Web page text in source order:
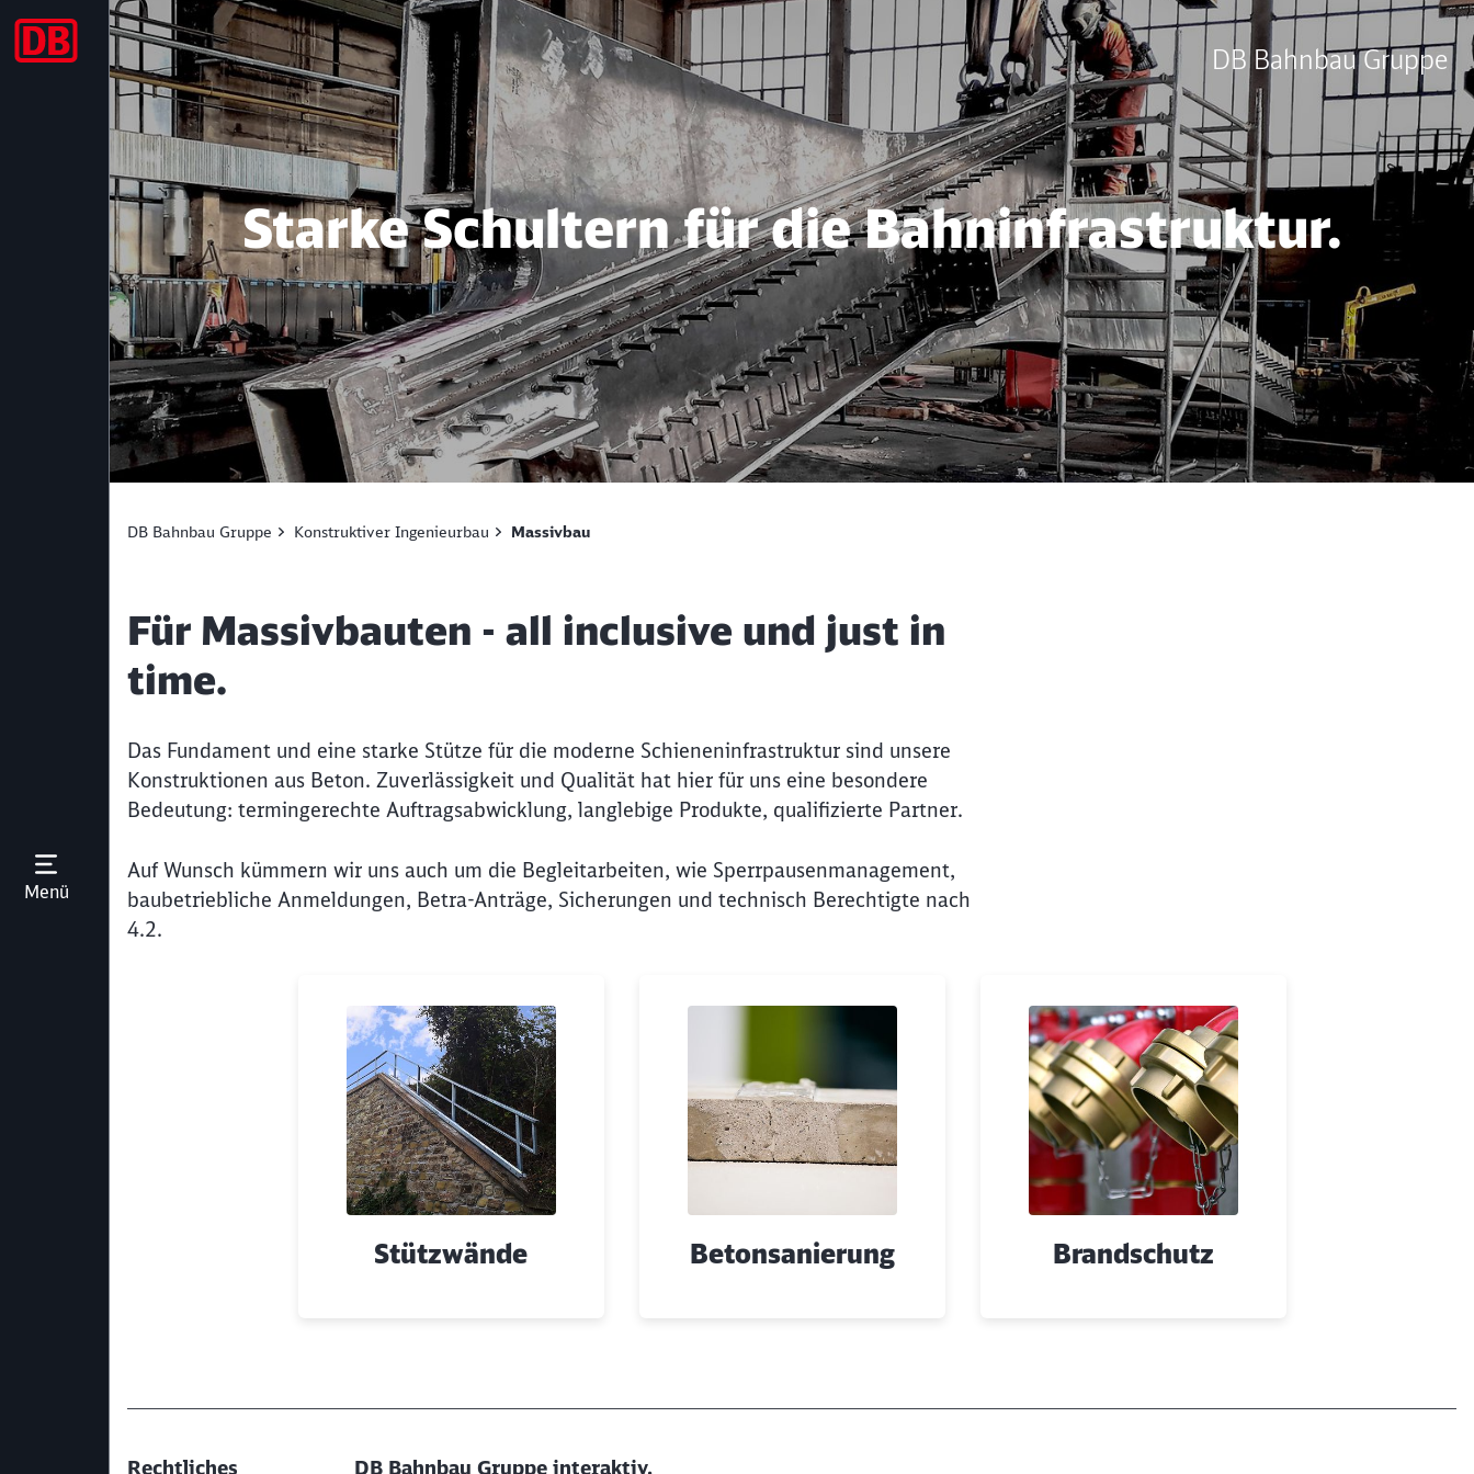
Massivbau
MenüMenü öffnen
DB Bahnbau Gruppe
Starke Schultern für die Bahninfrastruktur.
DB Bahnbau Gruppe Konstruktiver Ingenieurbau Massivbau
Für Massivbauten - all inclusive und just in
time.
Das Fundament und eine starke Stütze für die moderne Schieneninfrastruktur sind unsere
Konstruktionen aus Beton. Zuverlässigkeit und Qualität hat hier für uns eine besondere
Bedeutung: termingerechte Auftragsabwicklung, langlebige Produkte, qualifizierte Partner.
Auf Wunsch kümmern wir uns auch um die Begleitarbeiten, wie Sperrpausenmanagement,
baubetriebliche Anmeldungen, Betra-Anträge, Sicherungen und technisch Berechtigte nach
4.2.
Stützwände Betonsanierung Brandschutz
Rechtliches DB Bahnbau Gruppe interaktiv.
Abbrechen Weiter